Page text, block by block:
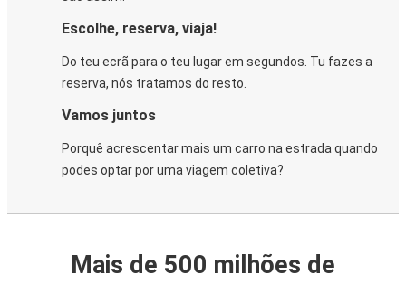
Escolhe, reserva, viaja!
Do teu ecrã para o teu lugar em segundos. Tu fazes a
reserva, nós tratamos do resto.
Vamos juntos
Porquê acrescentar mais um carro na estrada quando
podes optar por uma viagem coletiva?
Mais de 500 milhões de